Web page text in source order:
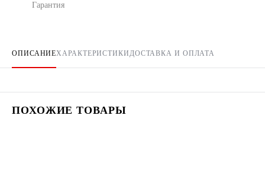
Гарантия
ОПИСАНИЕХАРАКТЕРИСТИКИДОСТАВКА И ОПЛАТА
ПОХОЖИЕ ТОВАРЫ